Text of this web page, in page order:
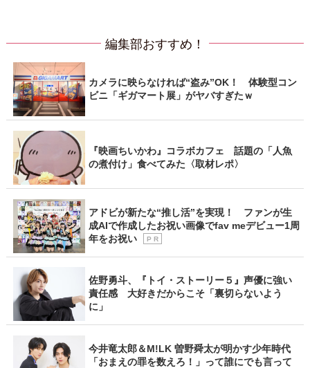
編集部おすすめ！
カメラに映らなければ“盗み”OK！ 体験型コン
ビニ「ギガマート展」がヤバすぎたｗ
『映画ちいかわ』コラボカフェ 話題の「人魚
の煮付け」食べてみた〈取材レポ〉
アドビが新たな“推し活”を実現！ ファンが生
成AIで作成したお祝い画像でfav meデビュー1周
年をお祝い
P R
佐野勇斗、『トイ・ストーリー５』声優に強い
責任感 大好きだからこそ「裏切らないよう
に」
今井竜太郎＆M!LK 曽野舜太が明かす少年時代
「おまえの罪を数えろ！」って誰にでも言って